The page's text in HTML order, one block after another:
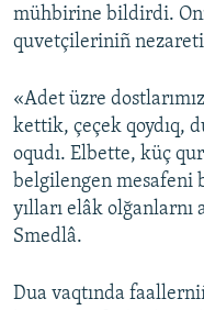
mühbirine bildirdi.
quvetçileriniñ
«Adet üzre
kettik, çeçek qoydıq,
oqudı. Elbette, küç
belgilengen mesafeni
yılları elâk
Smedlâ.
Dua vaqtında